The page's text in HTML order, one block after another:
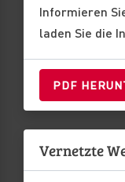
Informieren
laden Sie die
PDF
Vernetzte